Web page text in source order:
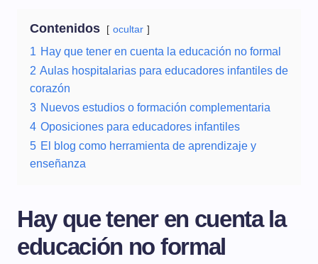
Contenidos ocultar
1 Hay que tener en cuenta la educación no formal
2 Aulas hospitalarias para educadores infantiles de
corazón
3 Nuevos estudios o formación complementaria
4 Oposiciones para educadores infantiles
5 El blog como herramienta de aprendizaje y
enseñanza
Hay que tener en cuenta la
educación no formal